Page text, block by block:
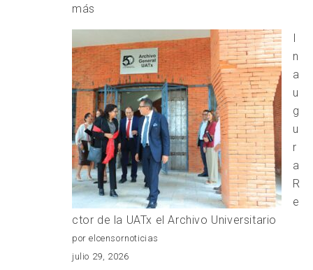
más
HOMENAJE
LUCTUSO
AL
EXGOBERNADOR
ALFONSO
SÁNCHEZ
ANAYA
I
n
a
u
g
u
r
a
R
e
ctor de la UATx el Archivo Universitario
por elcensornoticias
julio 29, 2026